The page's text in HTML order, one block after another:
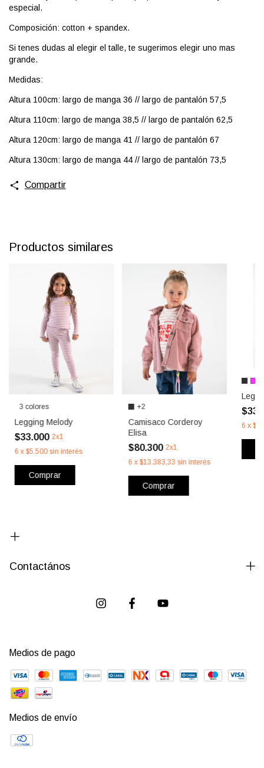
especial.
Composición: cotton + spandex.
Si tenes dudas al elegir el talle, te sugerimos elegir uno mas
grande.
Medidas:
Altura 100cm: largo de manga 36 // largo de pantalón 57,5
Altura 110cm: largo de manga 38,5 // largo de pantalón 62,5
Altura 120cm: largo de manga 41 // largo de pantalón 67
Altura 130cm: largo de manga 44 // largo de pantalón 73,5
Compartir
Productos similares
3 colores
Legging Melody
$33.000 2x1
6 x $5.500 sin interés
Comprar
+2
Camisaco Corderoy
Elisa
$80.300 2x1
6 x $13.383,33 sin interés
Comprar
6 x
Contactános
Medios de pago
Medios de envío